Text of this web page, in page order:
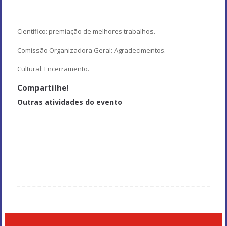
Científico: premiação de melhores trabalhos.
Comissão Organizadora Geral: Agradecimentos.
Cultural: Encerramento.
Compartilhe!
Outras atividades do evento